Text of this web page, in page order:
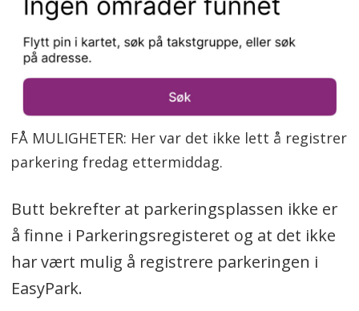
FÅ MULIGHETER: Her var det ikke lett å registrer
parkering fredag ettermiddag.
Butt bekrefter at parkeringsplassen ikke er
å finne i Parkeringsregisteret og at det ikke
har vært mulig å registrere parkeringen i
EasyPark.